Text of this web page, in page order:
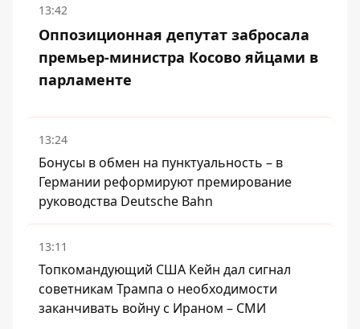
13:42
Оппозиционная депутат забросала
премьер-министра Косово яйцами в
парламенте
13:24
Бонусы в обмен на пунктуальность – в
Германии реформируют премирование
руководства Deutsche Bahn
13:11
Топкомандующий США Кейн дал сигнал
советникам Трампа о необходимости
заканчивать войну с Ираном – СМИ